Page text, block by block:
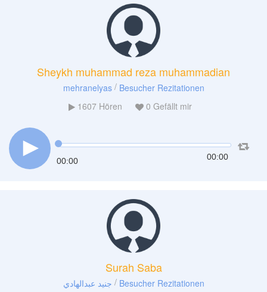
Sheykh muhammad reza muhammadian
mehranelyas / Besucher Rezitationen
1607Hören 0 Gefällt mir
00:00 00:00
Surah Saba
جنيد عبدالهادي / Besucher Rezitationen